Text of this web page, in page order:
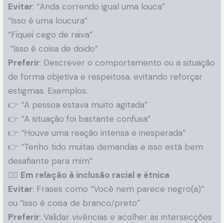
Evitar: “Anda correndo igual uma louca”
“Isso é uma loucura”
“Fiquei cego de raiva”
“Isso é coisa de doido”
Preferir: Descrever o comportamento ou a situação
de forma objetiva e respeitosa, evitando reforçar
estigmas. Exemplos:
👉 “A pessoa estava muito agitada”
👉 “A situação foi bastante confusa”
👉 “Houve uma reação intensa e inesperada”
👉 “Tenho tido muitas demandas e isso está bem
desafiante para mim”
🏳️‍🌈 Em relação à inclusão racial e étnica
Evitar: Frases como “Você nem parece negro(a)”
ou “isso é coisa de branco/preto”
Preferir: Validar vivências e acolher as intersecções